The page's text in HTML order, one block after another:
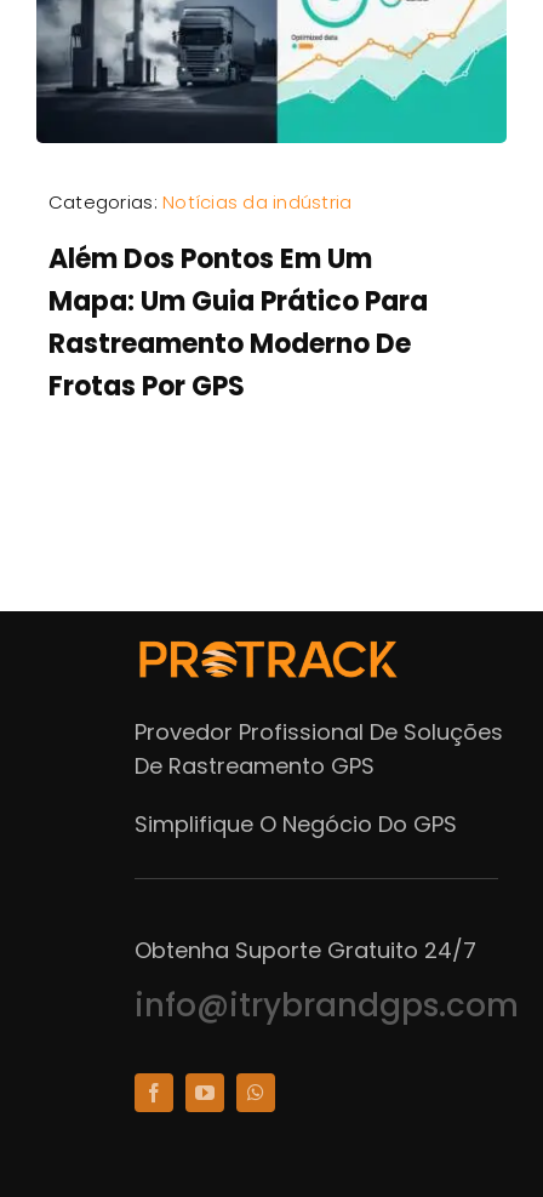
Categorias:Notícias da indústria
Além Dos Pontos Em Um
Mapa: Um Guia Prático Para
Rastreamento Moderno De
Frotas Por GPS
Provedor Profissional De Soluções
De Rastreamento GPS
Simplifique O Negócio Do GPS
Obtenha Suporte Gratuito 24/7
info@itrybrandgps.com